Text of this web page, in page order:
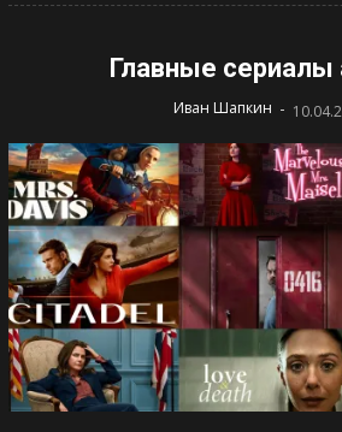
Главные сериалы
Иван Шапкин -